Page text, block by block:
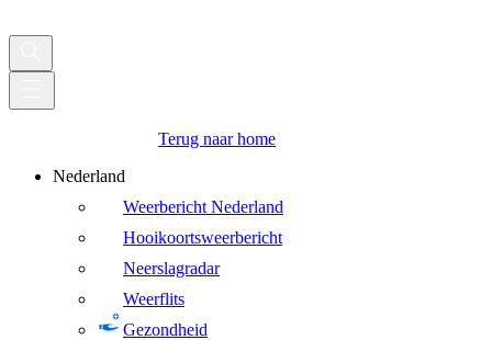
Terug naar home
Nederland
Weerbericht Nederland
Hooikoortsweerbericht
Neerslagradar
Weerflits
Gezondheid